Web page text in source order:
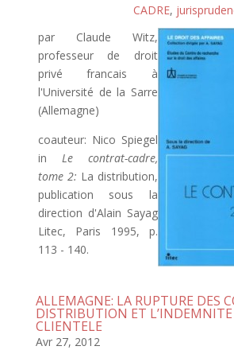
CADRE,
par Claude Witz,
professeur de droit
privé francais à
l'Université de la Sarre
(Allemagne)
coauteur: Nico Spiegel
in Le contrat-cadre,
tome 2: La distribution,
publication sous la
direction d'Alain Sayag
Litec, Paris 1995, p.
113 - 140.
ALLEMAGNE: LA RUPTURE DES
DISTRIBUTION ET L’INDEMNITE
CLIENTELE
Avr 27, 2012